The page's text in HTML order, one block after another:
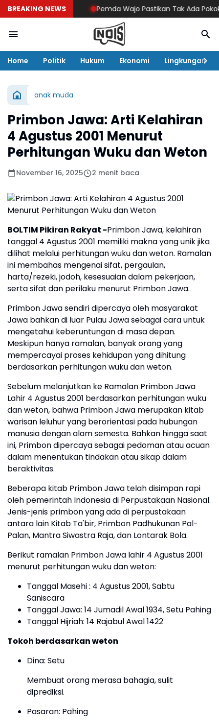
BREAKING NEWS Pemda Wajo Pastikan Tak Ada Pokok
Home Politik Hukum Ekonomi Lingkungan
anak muda
Primbon Jawa: Arti Kelahiran
4 Agustus 2001 Menurut
Perhitungan Wuku dan Weton
November 16, 2025 2 menit baca
BOLTIM Pikiran Rakyat -Primbon Jawa, kelahiran
tanggal 4 Agustus 2001 memiliki makna yang unik jika
dilihat melalui perhitungan wuku dan weton. Ramalan
ini membahas mengenai sifat, pergaulan,
harta/rezeki, jodoh, kesesuaian dalam pekerjaan,
serta sifat dan perilaku menurut Primbon Jawa.
Primbon Jawa sendiri dipercaya oleh masyarakat
Jawa bahkan di luar Pulau Jawa sebagai cara untuk
mengetahui keberuntungan di masa depan.
Meskipun hanya ramalan, banyak orang yang
mempercayai proses kehidupan yang dihitung
berdasarkan perhitungan wuku dan weton.
Sebelum melanjutkan ke Ramalan Primbon Jawa
Lahir 4 Agustus 2001 berdasarkan perhitungan wuku
dan weton, bahwa Primbon Jawa merupakan kitab
warisan leluhur yang berorientasi pada hubungan
manusia dengan alam semesta. Bahkan hingga saat
ini, Primbon dipercaya sebagai pedoman atau acuan
dalam menentukan tindakan atau sikap dalam
beraktivitas.
Beberapa kitab Primbon Jawa telah disimpan rapi
oleh pemerintah Indonesia di Perpustakaan Nasional.
Jenis-jenis primbon yang ada di perpustakaan
antara lain Kitab Ta'bir, Primbon Padhukunan Pal-
Palan, Mantra Siwastra Raja, dan Lontarak Bola.
Berikut ramalan Primbon Jawa lahir 4 Agustus 2001
menurut perhitungan wuku dan weton:
Tanggal Masehi : 4 Agustus 2001, Sabtu
Saniscara
Tanggal Jawa: 14 Jumadil Awal 1934, Setu Pahing
Tanggal Hijriah: 14 Rajabul Awal 1422
Tokoh berdasarkan weton
Dina: Setu
Membuat orang merasa bahagia, sulit
diprediksi.
Pasaran: Pahing